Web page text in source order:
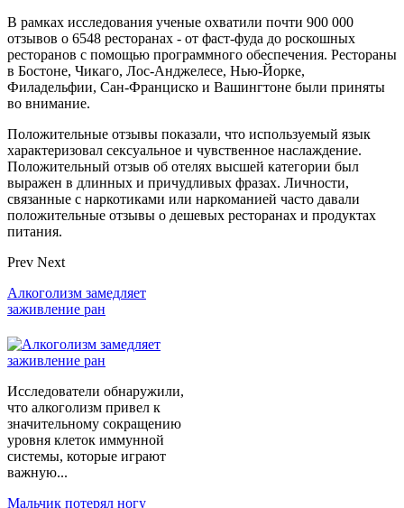
В рамках исследования ученые охватили почти 900 000
отзывов о 6548 ресторанах - от фаст-фуда до роскошных
ресторанов с помощью программного обеспечения. Рестораны
в Бостоне, Чикаго, Лос-Анджелесе, Нью-Йорке,
Филадельфии, Сан-Франциско и Вашингтоне были приняты
во внимание.
Положительные отзывы показали, что используемый язык
характеризовал сексуальное и чувственное наслаждение.
Положительный отзыв об отелях высшей категории был
выражен в длинных и причудливых фразах. Личности,
связанные с наркотиками или наркоманией часто давали
положительные отзывы о дешевых ресторанах и продуктах
питания.
Prev Next
Алкоголизм замедляет
заживление ран
Исследователи обнаружили,
что алкоголизм привел к
значительному сокращению
уровня клеток иммунной
системы, которые играют
важную...
Мальчик потерял ногу